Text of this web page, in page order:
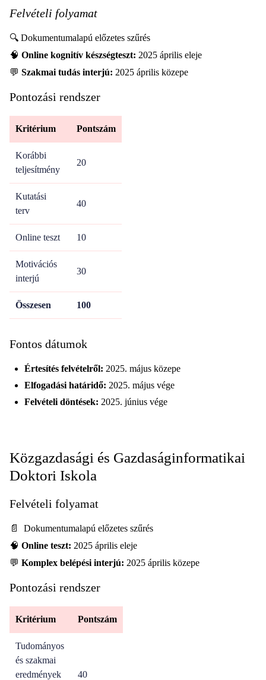
Felvételi folyamat
🔍 Dokumentumalapú előzetes szűrés
🧠 Online kognitív készségteszt: 2025 április eleje
💬 Szakmai tudás interjú: 2025 április közepe
Pontozási rendszer
Kritérium Pontszám
Korábbi
teljesítmény
20
Kutatási
terv
40
Online teszt 10
Motivációs
interjú
30
Összesen 100
Fontos dátumok
Értesítés felvételről: 2025. május közepe
Elfogadási határidő: 2025. május vége
Felvételi döntések: 2025. június vége
Közgazdasági és Gazdaságinformatikai
Doktori Iskola
Felvételi folyamat
📄 Dokumentumalapú előzetes szűrés
🧠 Online teszt: 2025 április eleje
💬 Komplex belépési interjú: 2025 április közepe
Pontozási rendszer
Kritérium Pontszám
Tudományos
és szakmai
eredmények
40